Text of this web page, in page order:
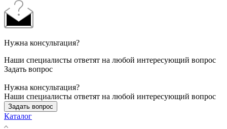
Нужна консультация?
Наши специалисты ответят на любой интересующий вопрос
Задать вопрос
Нужна консультация?
Наши специалисты ответят на любой интересующий вопрос
Задать вопрос
Каталог